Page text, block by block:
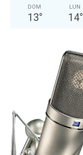
DOM
13°
LUN
14°